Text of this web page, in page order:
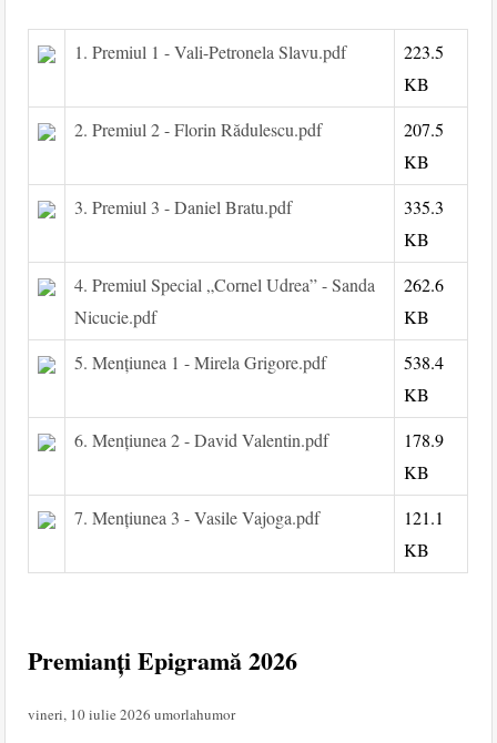
1. Premiul 1 - Vali-Petronela Slavu.pdf
223.5
KB
2. Premiul 2 - Florin Rădulescu.pdf
207.5
KB
3. Premiul 3 - Daniel Bratu.pdf
335.3
KB
4. Premiul Special „Cornel Udrea” - Sanda
Nicucie.pdf
262.6
KB
5. Mențiunea 1 - Mirela Grigore.pdf
538.4
KB
6. Mențiunea 2 - David Valentin.pdf
178.9
KB
7. Mențiunea 3 - Vasile Vajoga.pdf
121.1
KB
Premianți Epigramă 2026
vineri, 10 iulie 2026 umorlahumor